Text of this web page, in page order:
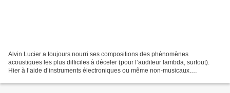
Alvin Lucier a toujours nourri ses compositions des phénomènes
acoustiques les plus difficiles à déceler (pour l’auditeur lambda, surtout).
Hier à l’aide d’instruments électroniques ou même non-musicaux.